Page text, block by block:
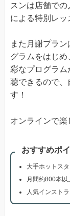
スンは店舗で
による特別レッ
また月謝プラ
グラムをはじ
彩なプログラム
聴できるので
す！
オンラインで楽
おすすめポ
大手ホットス
月間約800本
人気インスト